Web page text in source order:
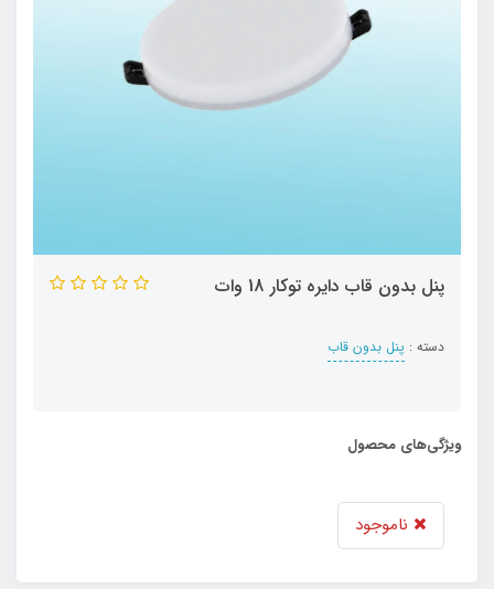
پنل بدون قاب دایره توکار 18 وات
دسته : پنل بدون قاب
ویژگی‌های محصول
ناموجود